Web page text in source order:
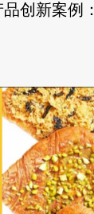
创新案例：